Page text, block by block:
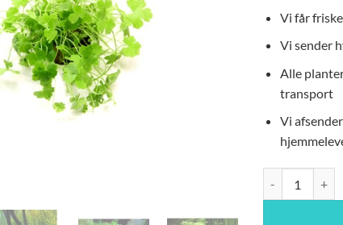
Vi får
Vi sender
Alle
transport
Vi